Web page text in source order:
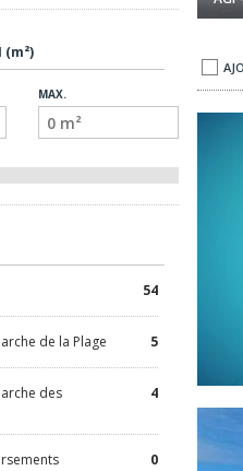
(m²)
MAX.
54
de la Plage 5
des
4
0
Résidence Avec Piscine À Vélez-